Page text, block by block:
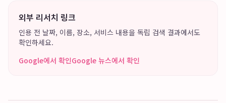
외부 리서치 링크
인용 전 날짜, 이름, 장소, 서비스 내용을 독립 검색 결과에서도
확인하세요.
Google에서 확인Google 뉴스에서 확인